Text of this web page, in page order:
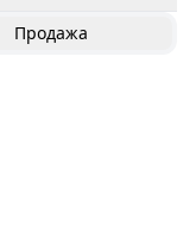
Продажа